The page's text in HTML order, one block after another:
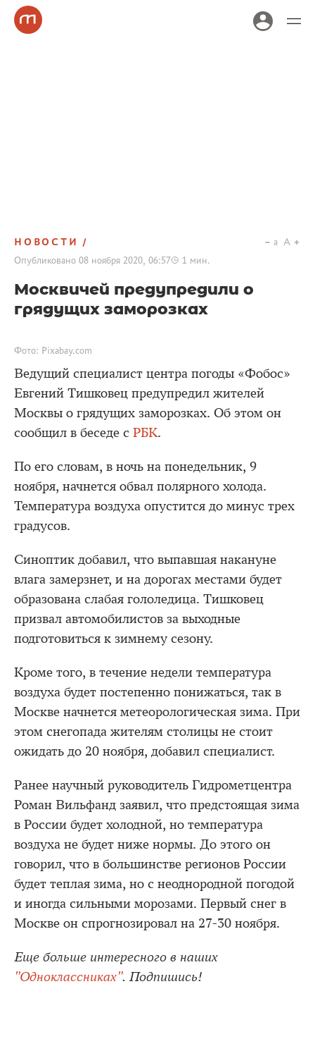
НОВОСТИ
Опубликовано 08 ноября 2020, 06:57 1 мин.
a A
Москвичей предупредили о
грядущих заморозках
Фото: Pixabay.com
Ведущий специалист центра погоды «Фобос»
Евгений Тишковец предупредил жителей
Москвы о грядущих заморозках. Об этом он
сообщил в беседе с РБК.
По его словам, в ночь на понедельник, 9
ноября, начнется обвал полярного холода.
Температура воздуха опустится до минус трех
градусов.
Синоптик добавил, что выпавшая накануне
влага замерзнет, и на дорогах местами будет
образована слабая гололедица. Тишковец
призвал автомобилистов за выходные
подготовиться к зимнему сезону.
Кроме того, в течение недели температура
воздуха будет постепенно понижаться, так в
Москве начнется метеорологическая зима. При
этом снегопада жителям столицы не стоит
ожидать до 20 ноября, добавил специалист.
Ранее научный руководитель Гидрометцентра
Роман Вильфанд заявил, что предстоящая зима
в России будет холодной, но температура
воздуха не будет ниже нормы. До этого он
говорил, что в большинстве регионов России
будет теплая зима, но с неоднородной погодой
и иногда сильными морозами. Первый снег в
Москве он спрогнозировал на 27-30 ноября.
Еще больше интересного в наших
"Одноклассниках". Подпишись!